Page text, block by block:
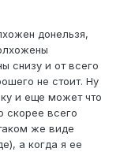
донельзя,
снизу и от всего
не стоит. Ну
и еще может что
скорее всего
же виде
а когда я ее